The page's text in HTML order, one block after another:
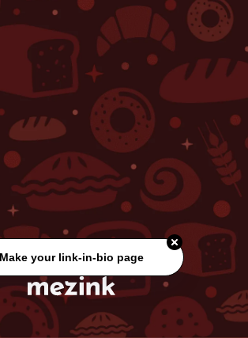
Make your link-in-bio page